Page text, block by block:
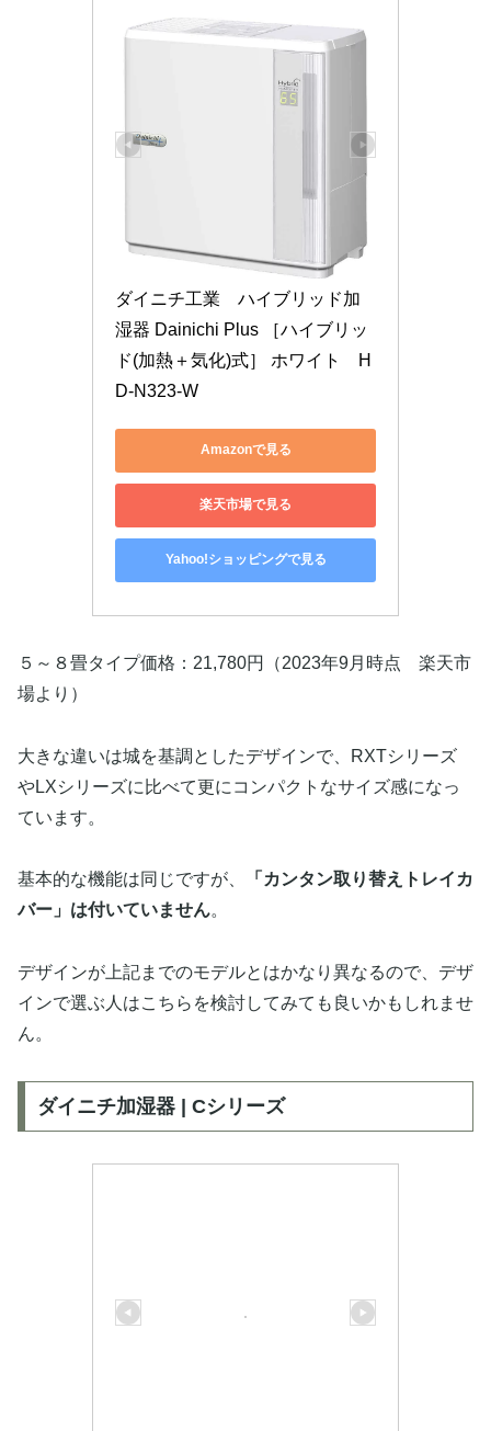
ダイニチ工業　ハイブリッド加
湿器 Dainichi Plus ［ハイブリッ
ド(加熱＋気化)式］ ホワイト　H
D-N323-W
Amazonで見る
楽天市場で見る
Yahoo!ショッピングで見る
５～８畳タイプ価格：21,780円（2023年9月時点 楽天市
場より）
大きな違いは城を基調としたデザインで、RXTシリーズ
やLXシリーズに比べて更にコンパクトなサイズ感になっ
ています。
基本的な機能は同じですが、
「カンタン取り替えトレイカ
バー」は付いていません。
デザインが上記までのモデルとはかなり異なるので、デザ
インで選ぶ人はこちらを検討してみても良いかもしれませ
ん。
ダイニチ加湿器 | Cシリーズ